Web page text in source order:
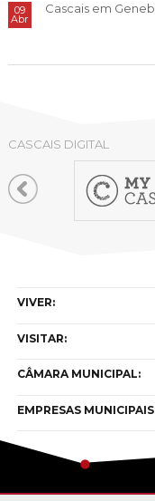
09
Abr
Cascais em
CASCAIS DIGITAL
VIVER:
VISITAR:
CÂMARA MUNICIPAL:
EMPRESAS